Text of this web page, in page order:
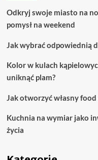
Odkryj swoje miasto na
pomysł na weekend
Jak wybrać odpowiednią
Kolor w kulach
uniknąć plam?
Jak otworzyć własny
Kuchnia na wymiar jako
życia